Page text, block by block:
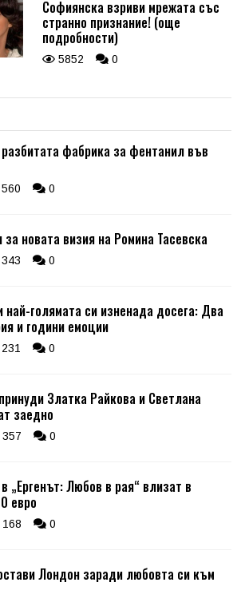
Софиянска взриви мрежата със
странно признание! (още
подробности)
5852 0
фабрика за фентанил във
560 0
новата визия на Ромина Тасевска
343 0
голямата си изненада досега: Два
и години емоции
231 0
Златка Райкова и Светлана
заедно
357 0
„Ергенът: Любов в рая“ влизат в
евро
168 0
Лондон заради любовта си към